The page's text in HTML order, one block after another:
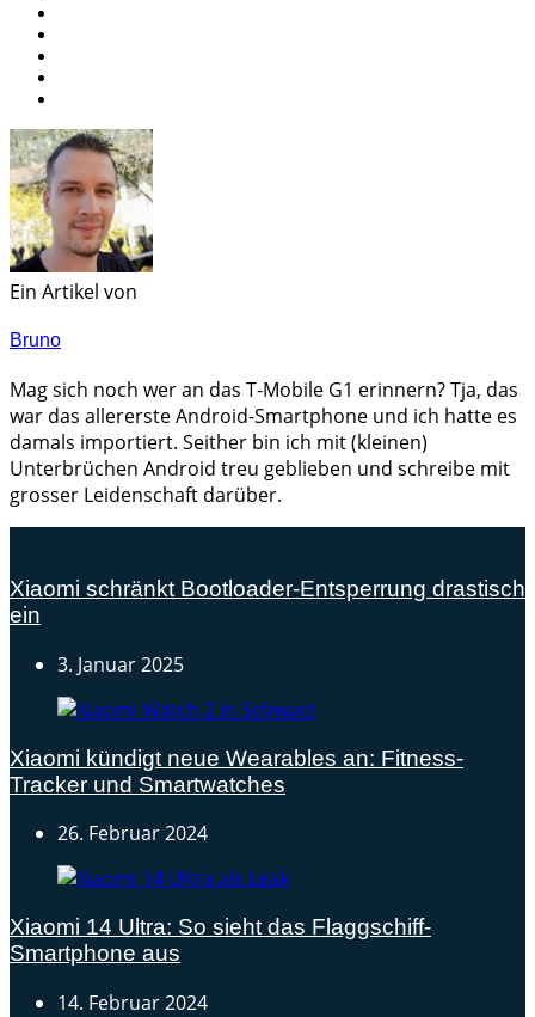
Ein Artikel von
Bruno
Mag sich noch wer an das T-Mobile G1 erinnern? Tja, das
war das allererste Android-Smartphone und ich hatte es
damals importiert. Seither bin ich mit (kleinen)
Unterbrüchen Android treu geblieben und schreibe mit
grosser Leidenschaft darüber.
Xiaomi schränkt Bootloader-Entsperrung drastisch
ein
3. Januar 2025
Xiaomi kündigt neue Wearables an: Fitness-
Tracker und Smartwatches
26. Februar 2024
Xiaomi 14 Ultra: So sieht das Flaggschiff-
Smartphone aus
14. Februar 2024